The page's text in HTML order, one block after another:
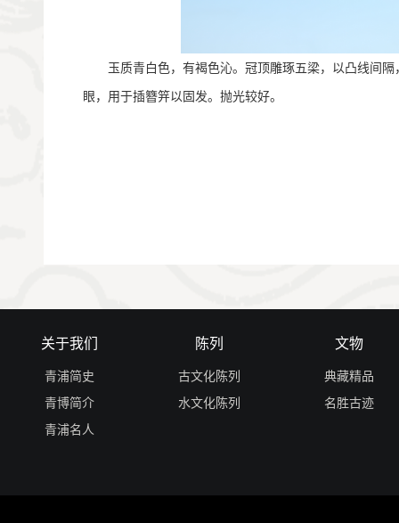
玉质青白色，有褐色沁。冠顶雕琢五梁，以凸线间隔
眼，用于插簪笄以固发。抛光较好。